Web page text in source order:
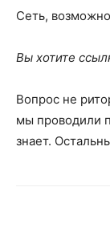
Сеть,
Вы хотите
Вопрос не
мы проводили
знает.